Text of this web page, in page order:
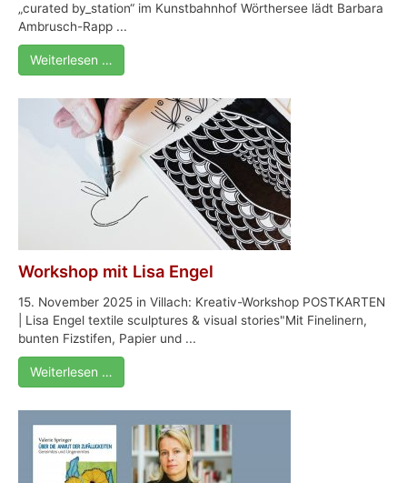
„curated by_station“ im Kunstbahnhof Wörthersee lädt Barbara
Ambrusch-Rapp ...
Weiterlesen …
Workshop mit Lisa Engel
15. November 2025 in Villach: Kreativ-Workshop POSTKARTEN
| Lisa Engel textile sculptures & visual stories"Mit Finelinern,
bunten Fizstifen, Papier und ...
Weiterlesen …